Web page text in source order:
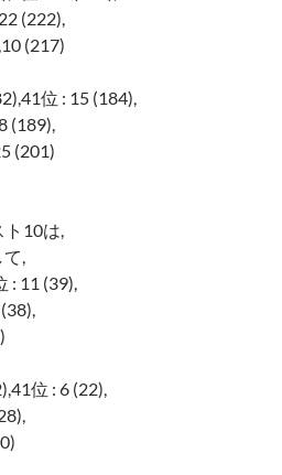
(222),
(217)
位 : 15 (184),
(189),
(201)
10は,
,
: 11 (39),
位 : 6 (22),